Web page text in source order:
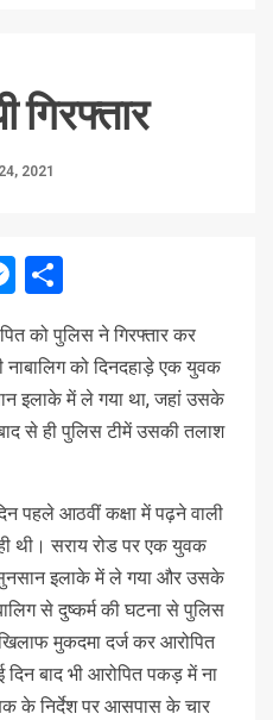
गिरफ्तार
2021
Messenger
को पुलिस ने गिरफ्तार कर
को दिनदहाड़े एक युवक
इलाके में ले गया था, जहां उसके
से ही पुलिस टीमें उसकी तलाश
पहले आठवीं कक्षा में पढ़ने वाली
थी। सराय रोड पर एक युवक
इलाके में ले गया और उसके
से दुष्कर्म की घटना से पुलिस
मुकदमा दर्ज कर आरोपित
बाद भी आरोपित पकड़ में ना
के निर्देश पर आसपास के चार